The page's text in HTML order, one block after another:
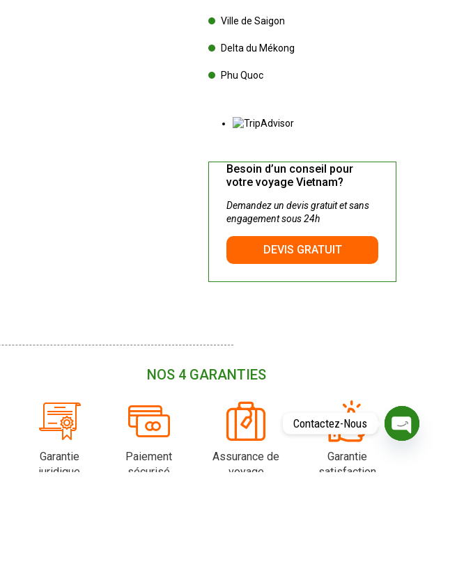
Ville de Saigon
Delta du Mékong
Phu Quoc
Besoin d’un conseil pour
votre voyage Vietnam?
Demandez un devis gratuit et sans
engagement sous 24h
DEVIS GRATUIT
NOS 4 GARANTIES
Garantie
juridique
Paiement
sécurisé
Assurance de
voyage
Garantie
satisfaction
Contactez-Nous
O